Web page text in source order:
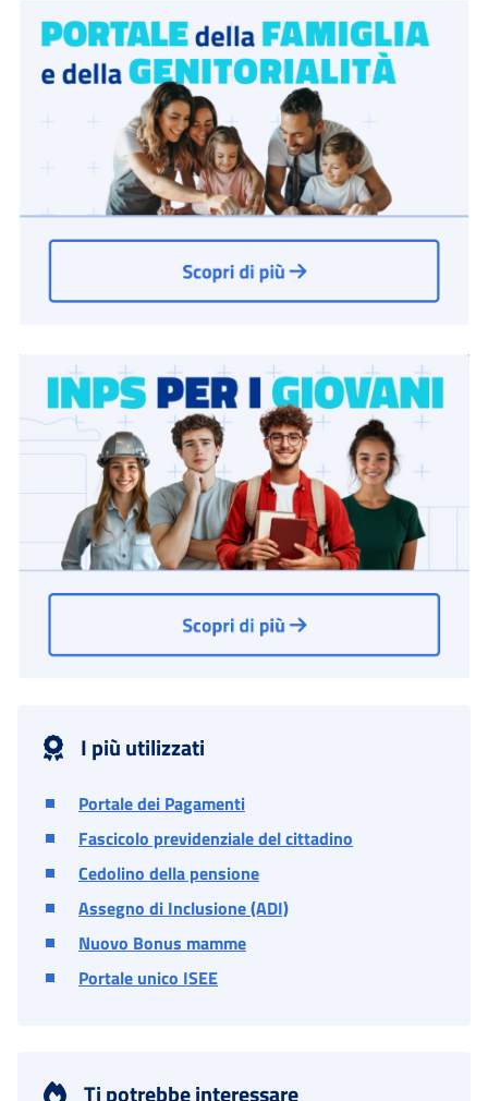
I più utilizzati
Portale dei Pagamenti
Fascicolo previdenziale del cittadino
Cedolino della pensione
Assegno di Inclusione (ADI)
Nuovo Bonus mamme
Portale unico ISEE
Ti potrebbe interessare